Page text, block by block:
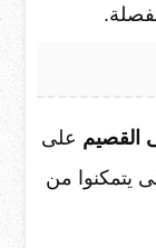
القصيم على
يتمكنوا من